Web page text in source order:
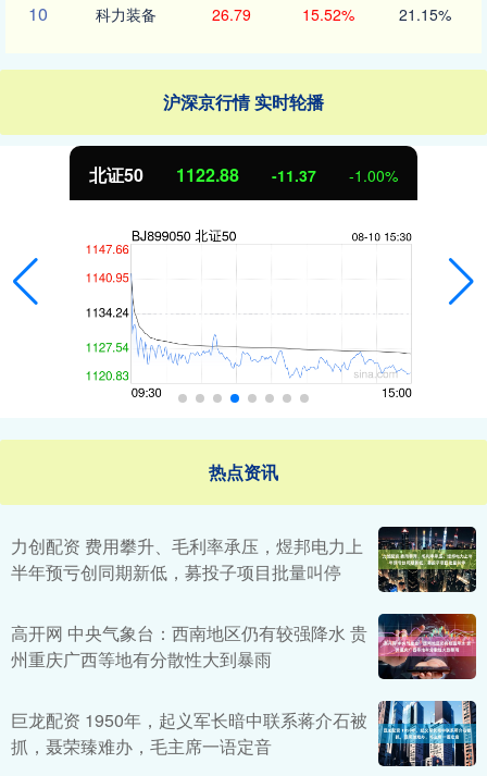
10 科力装备 26.79 15.52% 21.15%
沪深京行情 实时轮播
北证50 1122.88 -11.37 -1.00%
热点资讯
力创配资 费用攀升、毛利率承压，煜邦电力上
半年预亏创同期新低，募投子项目批量叫停
高开网 中央气象台：西南地区仍有较强降水 贵
州重庆广西等地有分散性大到暴雨
巨龙配资 1950年，起义军长暗中联系蒋介石被
抓，聂荣臻难办，毛主席一语定音